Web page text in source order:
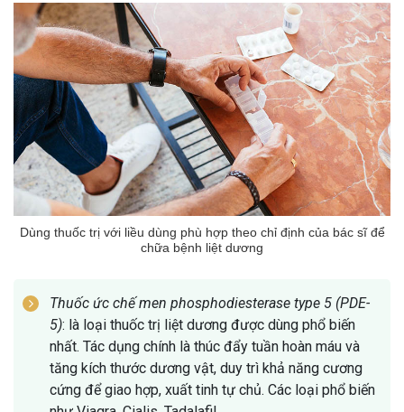
Dùng thuốc trị với liều dùng phù hợp theo chỉ định của bác sĩ để
chữa bệnh liệt dương
Thuốc ức chế men phosphodiesterase type 5 (PDE-
5): là loại thuốc trị liệt dương được dùng phổ biến
nhất. Tác dụng chính là thúc đẩy tuần hoàn máu và
tăng kích thước dương vật, duy trì khả năng cương
cứng để giao hợp, xuất tinh tự chủ. Các loại phổ biến